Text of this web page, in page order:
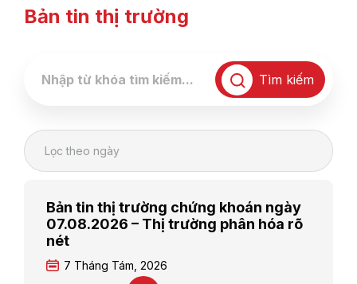
Bản tin thị trường
Tìm kiếm
Lọc theo ngày
Bản tin thị trường chứng khoán ngày
07.08.2026 – Thị trường phân hóa rõ
nét
7 Tháng Tám, 2026